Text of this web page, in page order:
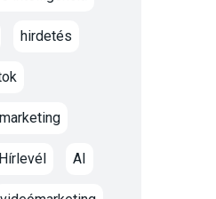
hirdetés
Hírlevél AI